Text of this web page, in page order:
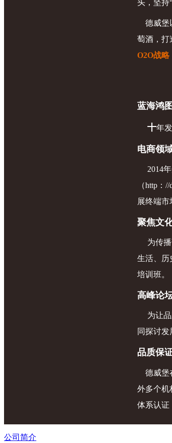
头，坚持
德威堡
萄酒，打
O2O战略
蓝海鸿图
十年
电商领
2014
（http：
展终端市
聚焦文
为传
生活、历
培训班。
高峰论
为让
同探讨
品质保
德威堡
外多个机
体系认证
公司简介